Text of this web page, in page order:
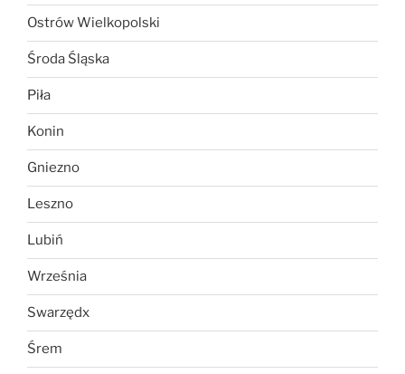
Ostrów Wielkopolski
Środa Śląska
Piła
Konin
Gniezno
Leszno
Lubiń
Września
Swarzędx
Śrem